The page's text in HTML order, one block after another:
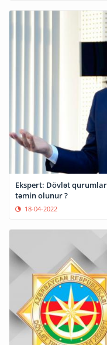
Ekspert: Dövlət
təmin olunur ?
18-04-2022